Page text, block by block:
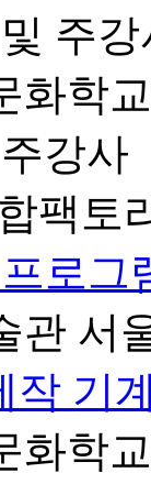
주강
화학
강사
팩토
로그
관 서
작 기
화학